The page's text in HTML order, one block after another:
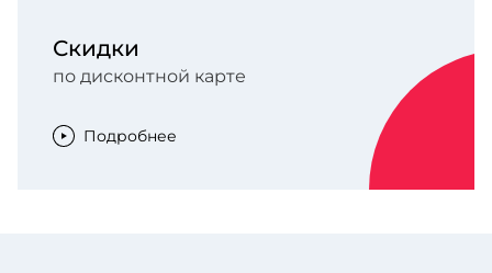
Скидки
по дисконтной карте
Подробнее